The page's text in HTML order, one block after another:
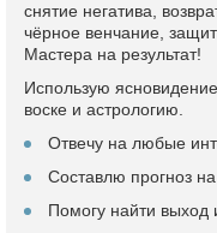
снятие негатива,
чёрное венчание,
Мастера на результат!
Использую
воске и астрологию.
Отвечу на любые
Составлю прогноз
Помогу найти выход